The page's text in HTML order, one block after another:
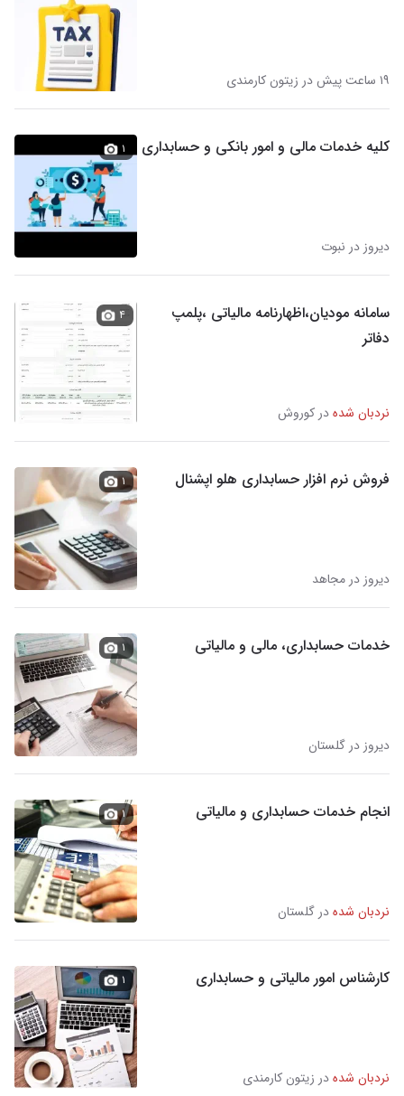
۱۹ ساعت پیش در زیتون کارمندی
کلیه خدمات مالی و امور بانکی و حسابداری
دیروز در نبوت
۱
سامانه مودیان،اظهارنامه مالیاتی ،پلمپ
دفاتر
نردبان شدهدر کوروش
۴
فروش نرم افزار حسابداری هلو اپشنال
دیروز در مجاهد
۱
خدمات حسابداری، مالی و مالیاتی
دیروز در گلستان
۱
انجام خدمات حسابداری و مالیاتی
نردبان شدهدر گلستان
۱
کارشناس امور مالیاتی و حسابداری
نردبان شدهدر زیتون کارمندی
۱